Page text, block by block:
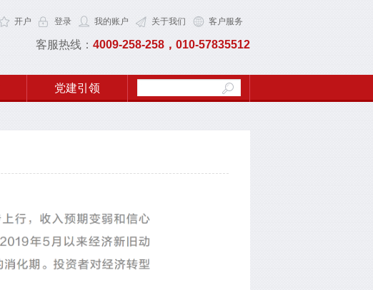
开户 登录 我的账户 关于我们 客户服务
客服热线： 4009-258-258，010-57835512
党建引领